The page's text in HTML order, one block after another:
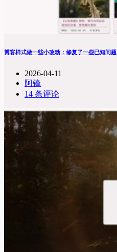
博客样式做一些小改动：修复了一些已知问题
2026-04-11
阿锋
14 条评论